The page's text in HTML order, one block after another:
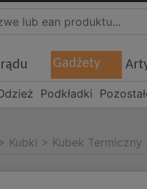
Gadżety
Podkładki
> Kubki > Kubek